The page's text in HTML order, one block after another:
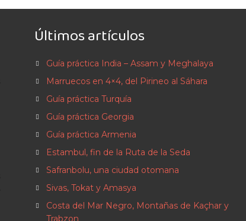
Últimos artículos
Guía práctica India – Assam y Meghalaya
Marruecos en 4×4, del Pirineo al Sáhara
Guía práctica Turquía
Guía práctica Georgia
Guía práctica Armenia
Estambul, fin de la Ruta de la Seda
Safranbolu, una ciudad otomana
Sivas, Tokat y Amasya
Costa del Mar Negro, Montañas de Kaçhar y
Trabzon